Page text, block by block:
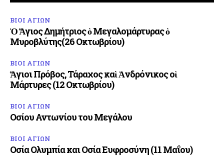
ΒΙΟΙ ΑΓΙΩΝ
Ὁ Ἅγιος Δημήτριος ὁ Μεγαλομάρτυρας ὁ
Μυροβλύτης(26 Οκτωβρίου)
ΒΙΟΙ ΑΓΙΩΝ
Ἅγιοι Πρόβος, Τάραχος καὶ Ἀνδρόνικος οἱ
Μάρτυρες (12 Οκτωβρίου)
ΒΙΟΙ ΑΓΙΩΝ
Οσίου Αντωνίου του Μεγάλου
ΒΙΟΙ ΑΓΙΩΝ
Οσία Ολυμπία και Οσία Ευφροσύνη (11 Μαΐου)